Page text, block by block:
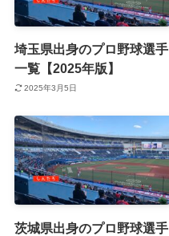
埼玉県出身のプロ野球選手
一覧【2025年版】
2025年3月5日
茨城県出身のプロ野球選手